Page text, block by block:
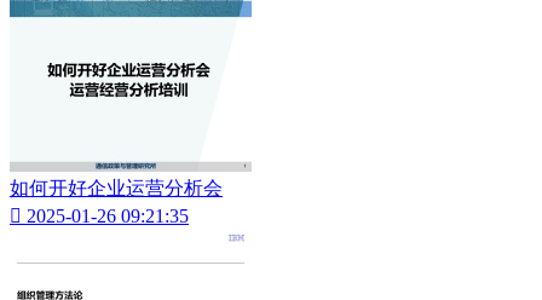
如何开好企业运营分析会
 2025-01-26 09:21:35